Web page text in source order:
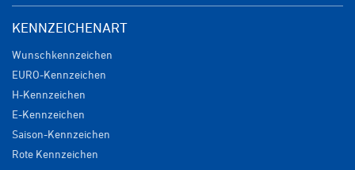
KENNZEICHENART
Wunschkennzeichen
EURO-Kennzeichen
H-Kennzeichen
E-Kennzeichen
Saison-Kennzeichen
Rote Kennzeichen